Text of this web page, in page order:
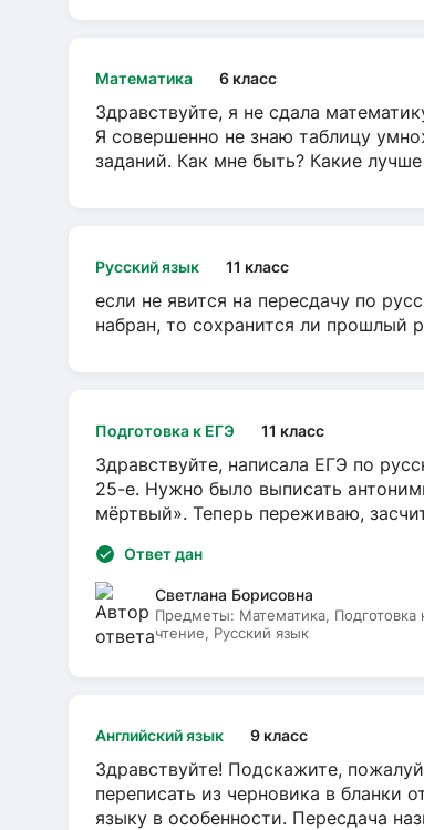
Математика 6 класс
Здравствуйте, я не сдала
Я совершенно не знаю таблицу
заданий. Как мне быть? Какие
Русский язык 11 класс
если не явится на пересдачу по
набран, то сохранится ли прошлый
Подготовка к ЕГЭ 11 класс
Здравствуйте, написала ЕГЭ по
25-е. Нужно было выписать
мёртвый». Теперь переживаю,
Ответ дан
Светлана Борисовна
Предметы: Математика,
чтение, Русский язык
Английский язык 9 класс
Здравствуйте! Подскажите,
переписать из черновика в бланки
языку в особенности. Пересдача